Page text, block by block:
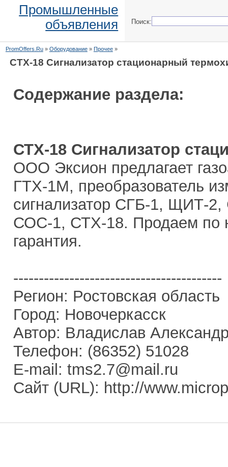
Промышленные
объявления
Поиск:
PromOffers.Ru» Оборудование» Прочее»
СТХ-18 Сигнализатор стационарный
Содержание раздела:
СТХ-18 Сигнализатор
ООО Эксион предлагает
ГТХ-1М, преобразователь
сигнализатор СГБ-1, ЩИТ-
СОС-1, СТХ-18. Продаем по
гарантия.
-----------------------------------------
Регион: Ростовская область
Город: Новочеркасск
Автор: Владислав
Телефон: (86352) 51028
E-mail: tms2.7@mail.ru
Сайт (URL): http://